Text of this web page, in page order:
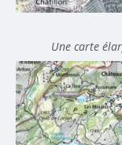
Une carte